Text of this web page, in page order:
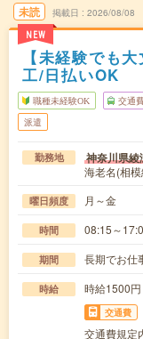
未読
NEW
掲載日 2026/08/08
【未経験でも
工/日払いOK
職種未経験OK 交通
派遣
勤務地 神奈川県綾
海老名(相
曜日頻度 月～金
時間 08:15～
期間 長期でお仕
時給 時給1500円
交通費
交通費規定